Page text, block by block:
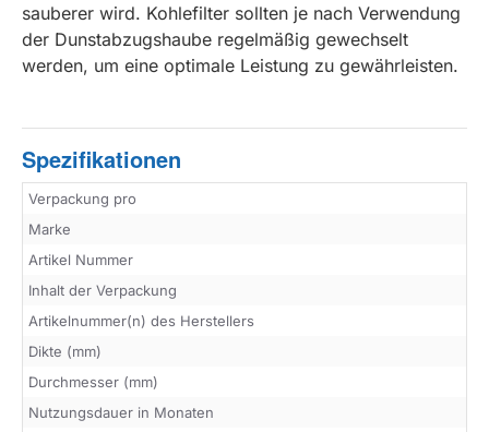
sauberer wird. Kohlefilter sollten je nach Verwendung
der Dunstabzugshaube regelmäßig gewechselt
werden, um eine optimale Leistung zu gewährleisten.
Spezifikationen
Verpackung pro
Marke
Artikel Nummer
Inhalt der Verpackung
Artikelnummer(n) des Herstellers
Dikte (mm)
Durchmesser (mm)
Nutzungsdauer in Monaten